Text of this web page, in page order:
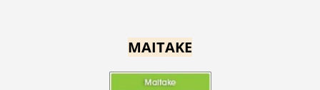
MAITAKE